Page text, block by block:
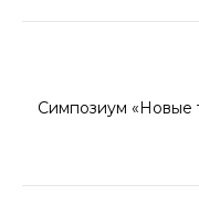
Симпозиум «Новые